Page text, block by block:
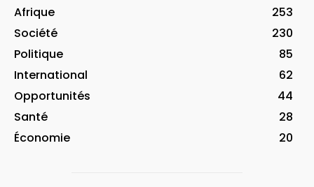
Afrique
253
Société
230
Politique
85
International
62
Opportunités
44
Santé
28
Économie
20